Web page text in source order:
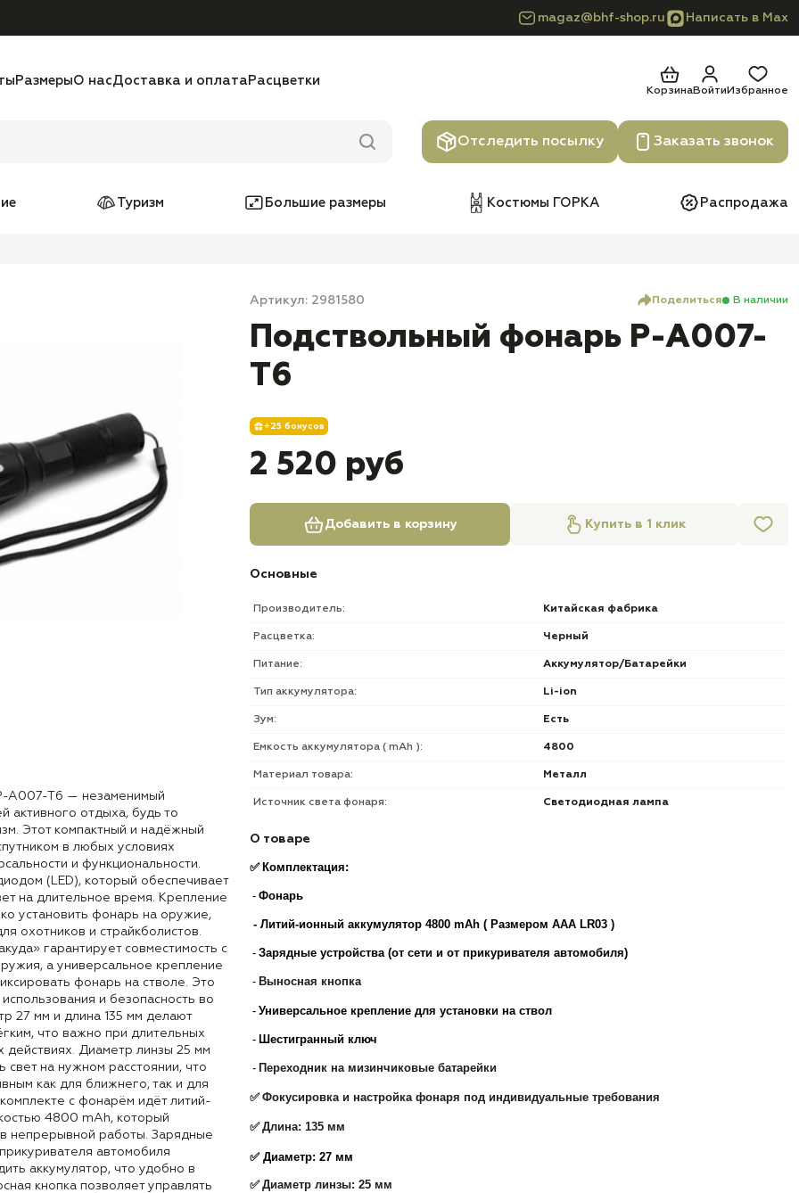
magaz@bhf-shop.ru Написать в Max
РазмерыО насДоставка и оплата Расцветки
КорзинаВойти Избранное
Отследить посылку Заказать звонок
Туризм Большие размеры Костюмы ГОРКА Распродажа
A007-T6 — незаменимый
активного отдыха, будь то
Этот компактный и надёжный
в любых условиях
и функциональности.
(LED), который обеспечивает
на длительное время. Крепление
установить фонарь на оружие,
охотников и страйкболистов.
гарантирует совместимость с
а универсальное крепление
фонарь на стволе. Это
и безопасность во
27 мм и длина 135 мм делают
что важно при длительных
действиях. Диаметр линзы 25 мм
свет на нужном расстоянии, что
как для ближнего, так и для
с фонарём идёт литий-
4800 mAh, который
непрерывной работы. Зарядные
автомобиля
аккумулятор, что удобно в
кнопка позволяет управлять
Артикул: 2981580 Поделиться В наличии
Подствольный фонарь P-A007-
T6
+25 бонусов
2 520 руб
Добавить в корзину Купить в 1 клик
Основные
Производитель: Китайская фабрика
Расцветка: Черный
Питание: Аккумулятор/Батарейки
Тип аккумулятора: Li-ion
Зум: Есть
Емкость аккумулятора ( mAh ): 4800
Материал товара: Металл
Источник света фонаря: Светодиодная лампа
О товаре
✅ Комплектация:
- Фонарь
- Литий-ионный аккумулятор 4800 mAh ( Размером ААА LR03 )
- Зарядные устройства (от сети и от прикуривателя автомобиля)
- Выносная кнопка
- Универсальное крепление для установки на ствол
- Шестигранный ключ
- Переходник на мизинчиковые батарейки
✅ Фокусировка и настройка фонаря под индивидуальные требования
✅ Длина: 135 мм
✅ Диаметр: 27 мм
✅ Диаметр линзы: 25 мм